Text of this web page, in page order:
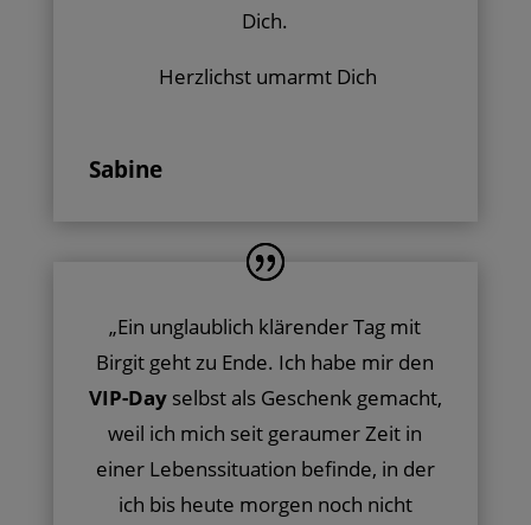
Dich.
Herzlichst umarmt Dich
Sabine
„Ein unglaublich klärender Tag mit
Birgit geht zu Ende. Ich habe mir den
VIP-Dayselbst als Geschenk gemacht,
weil ich mich seit geraumer Zeit in
einer Lebenssituation befinde, in der
ich bis heute morgen noch nicht